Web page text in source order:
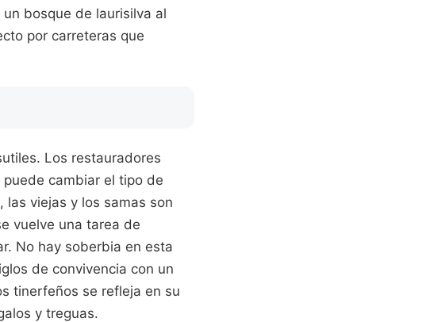
bosque de laurisilva al
por carreteras que
Los restauradores
cambiar el tipo de
las viejas y los samas son
vuelve una tarea de
No hay soberbia en esta
de convivencia con un
tinerfeños se refleja en su
y treguas.